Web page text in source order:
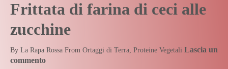
Frittata di farina di ceci alle
zucchine
By La Rapa Rossa From Ortaggi di Terra, Proteine Vegetali Lascia un
commento